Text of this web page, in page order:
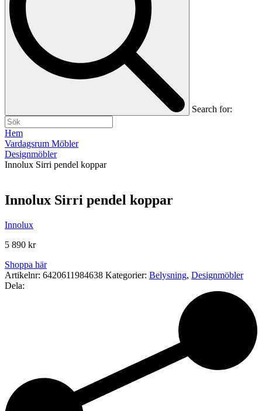
Search for:
Hem
Vardagsrum Möbler
Designmöbler
Innolux Sirri pendel koppar
Innolux Sirri pendel koppar
Innolux
5 890 kr
Shoppa här
Artikelnr: 6420611984638 Kategorier: Belysning, Designmöbler
Dela: